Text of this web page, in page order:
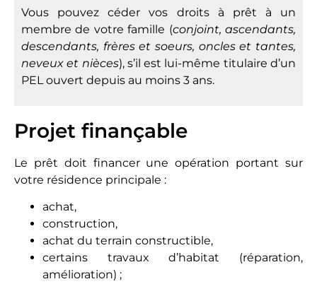
Vous pouvez céder vos droits à prêt à un
membre de votre famille (conjoint, ascendants,
descendants, frères et soeurs, oncles et tantes,
neveux et nièces), s’il est lui-même titulaire d’un
PEL ouvert depuis au moins 3 ans.
Projet finançable
Le prêt doit financer une opération portant sur
votre résidence principale :
achat,
construction,
achat du terrain constructible,
certains travaux d’habitat (réparation,
amélioration) ;